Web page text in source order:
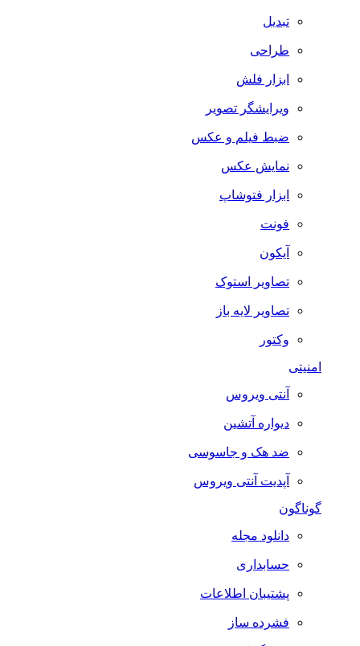
تبدیل
طراحی
ابزار فلش
ویرایشگر تصویر
ضبط فيلم و عكس
نمایش عکس
ابزار فتوشاپ
فونت
آیکون
تصاویر استوک
تصاویر لایه باز
وکتور
امنیتی
آنتی ویروس
دیواره آتشین
ضد هک و جاسوسی
آپدیت آنتی ویروس
گوناگون
دانلود مجله
حسابداری
پشتیبان اطلاعات
فشرده ساز